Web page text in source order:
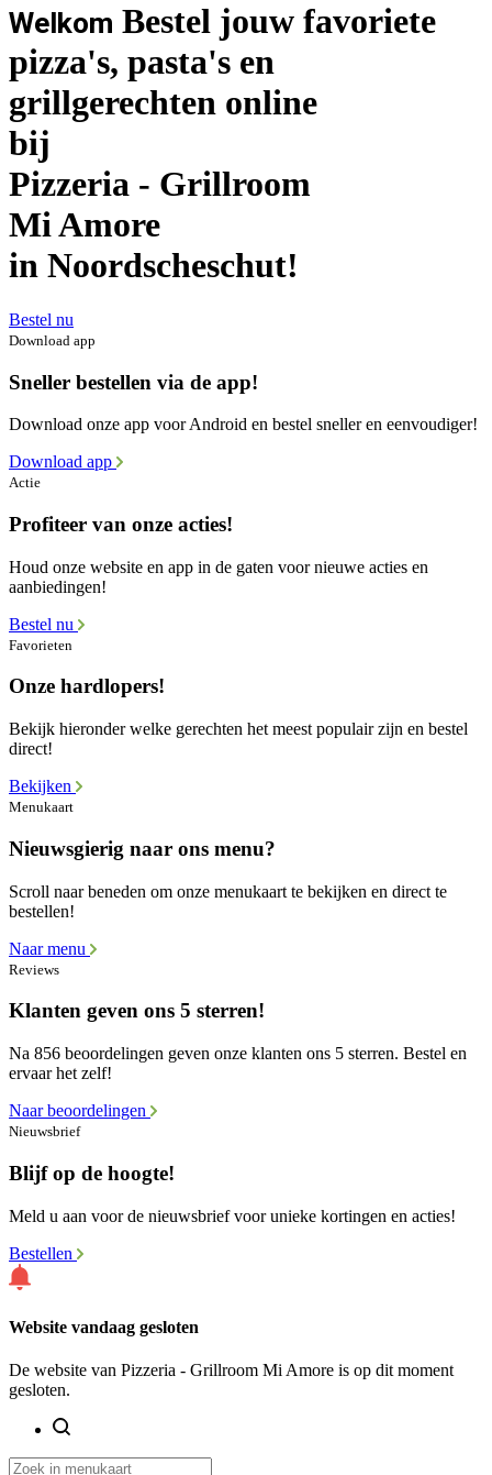
Welkom Bestel jouw favoriete
pizza's, pasta's en
grillgerechten online
bij
Pizzeria - Grillroom
Mi Amore
in Noordscheschut!
Bestel nu
Download app
Sneller bestellen via de app!
Download onze app voor Android en bestel sneller en eenvoudiger!
Download app
Actie
Profiteer van onze acties!
Houd onze website en app in de gaten voor nieuwe acties en
aanbiedingen!
Bestel nu
Favorieten
Onze hardlopers!
Bekijk hieronder welke gerechten het meest populair zijn en bestel
direct!
Bekijken
Menukaart
Nieuwsgierig naar ons menu?
Scroll naar beneden om onze menukaart te bekijken en direct te
bestellen!
Naar menu
Reviews
Klanten geven ons 5 sterren!
Na 856 beoordelingen geven onze klanten ons 5 sterren. Bestel en
ervaar het zelf!
Naar beoordelingen
Nieuwsbrief
Blijf op de hoogte!
Meld u aan voor de nieuwsbrief voor unieke kortingen en acties!
Bestellen
Website vandaag gesloten
De website van Pizzeria - Grillroom Mi Amore is op dit moment
gesloten.